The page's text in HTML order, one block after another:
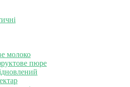
молоко
пюре